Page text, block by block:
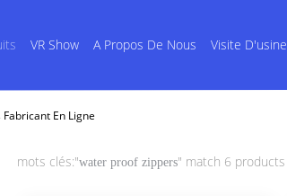
VR Show A Propos De Nous Visite D'usine
En Ligne
mots clés:"water proof zippers" match 6 products